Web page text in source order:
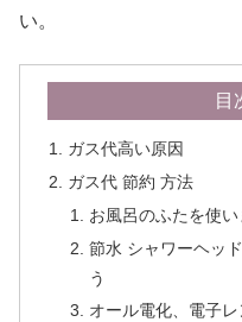
い。
目
ガス代高い原因
ガス代 節約 方法
お風呂のふたを使い
節水 シャワーヘッ
う
オール電化、電子